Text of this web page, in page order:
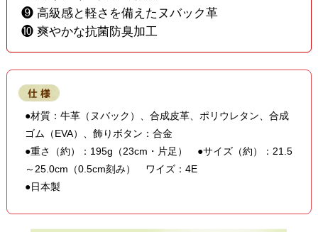
❾ 高級感と軽さを備えたヌバック革
❿ 爽やかな抗菌防臭加工
●材質：牛革（ヌバック）、合成皮革、ポリウレタン、合成
ゴム（EVA）、飾りボタン：合金
●重さ（約）：195g（23cm・片足） ●サイズ（約）：21.5
～25.0cm（0.5cm刻み） ワイズ：4E
●日本製